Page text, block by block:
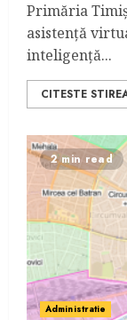
Primăria
asistență
inteligență...
CITESTE
2 min read
Administratie